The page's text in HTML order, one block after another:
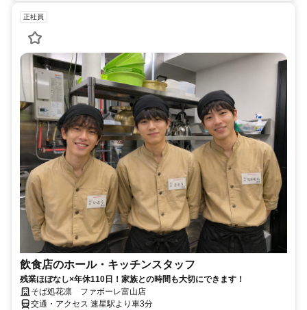
正社員
飲食店のホール・キッチンスタッフ
残業ほぼなし×年休110日！家族との時間も大切にできます！
そば処花凛 ファボーレ富山店
交通・アクセス 速星駅より車3分